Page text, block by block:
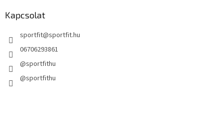
Kapcsolat
sportfit@sportfit.hu
06706293861
@sportfithu
@sportfithu